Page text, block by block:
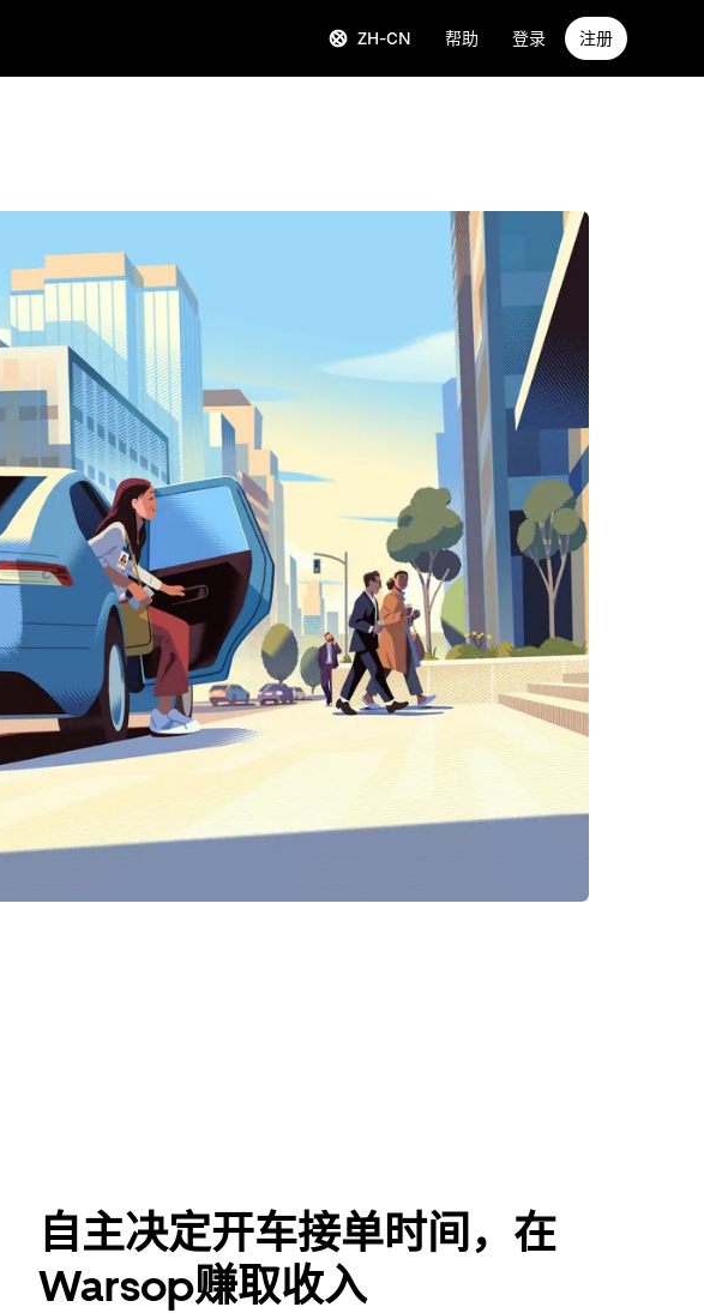
ZH-CN 帮助 登录 注册
自主决定开车接单时间，在
Warsop赚取收入